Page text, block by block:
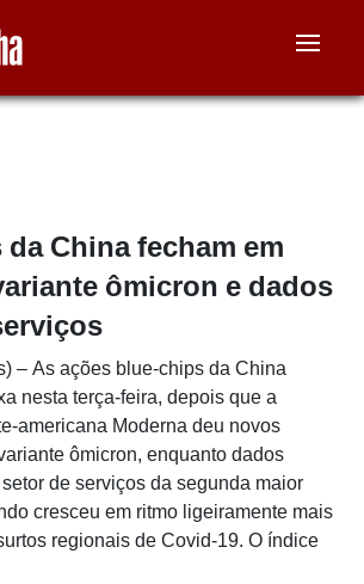
China fecham em
ômicron e dados
– As ações blue-chips da China
nesta terça-feira, depois que a
americana Moderna deu novos
ômicron, enquanto dados
de serviços da segunda maior
cresceu em ritmo ligeiramente mais
regionais de Covid-19. O índice